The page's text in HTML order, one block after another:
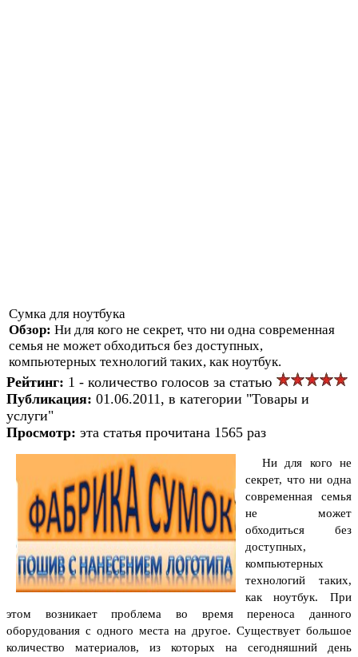
Сумка для ноутбука
Обзор: Ни для кого не секрет, что ни одна современная
семья не может обходиться без доступных,
компьютерных технологий таких, как ноутбук.
Рейтинг: 1 - количество голосов за статью
Публикация: 01.06.2011, в категории "Товары и
услуги"
Просмотр: эта статья прочитана 1565 раз
Ни для кого не
секрет, что ни одна
современная семья
не может
обходиться без
доступных,
компьютерных
технологий таких,
как ноутбук.
При
этом возникает проблема во время переноса данного
оборудования с одного места на другое. Существует большое
количество материалов, из которых на сегодняшний день